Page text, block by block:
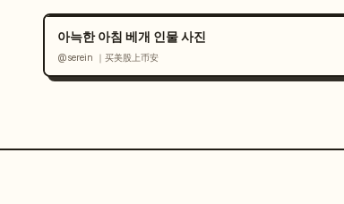
아늑한 아침 베개 인물 사진
@serein ｜买美股上币安